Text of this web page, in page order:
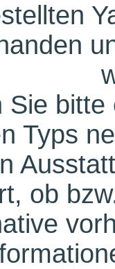
Sie
Typs
ob